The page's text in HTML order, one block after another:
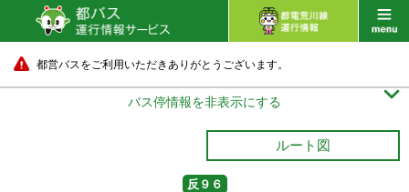
都営バスをご利用いただきありがとうございます。
バス停情報を非表示にする 
ルート図
反９６